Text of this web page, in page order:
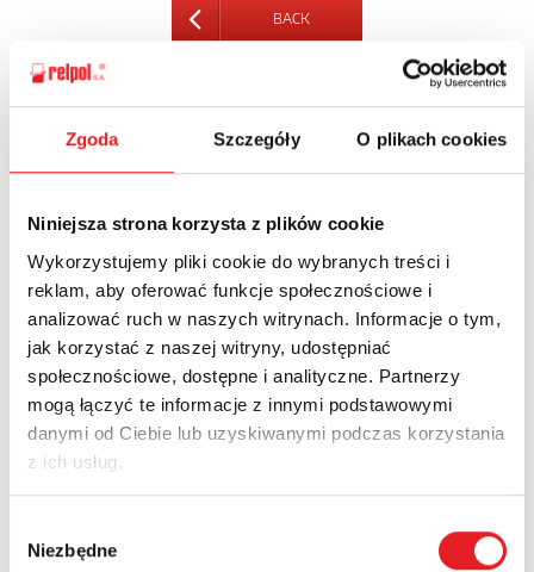
Zgoda Szczegóły O plikach cookies
Niniejsza strona korzysta z plików cookie
Wykorzystujemy pliki cookie do wybranych treści i
reklam, aby oferować funkcje społecznościowe i
analizować ruch w naszych witrynach. Informacje o tym,
jak korzystać z naszej witryny, udostępniać
społecznościowe, dostępne i analityczne. Partnerzy
mogą łączyć te informacje z innymi podstawowymi
danymi od Ciebie lub uzyskiwanymi podczas korzystania
z ich usług.
zgody
Niezbędne
BACK
Name: *
Email: *
Company:
Phone: